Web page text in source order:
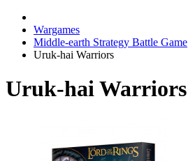
Wargames
Middle-earth Strategy Battle Game
Uruk-hai Warriors
Uruk-hai Warriors